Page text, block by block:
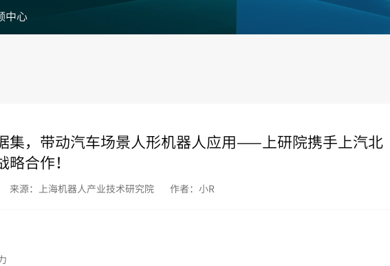
中心
集，带动汽车场景人形机器人应用——上研院携手上汽北
合作！
来源：上海机器人产业技术研究院 作者：小R